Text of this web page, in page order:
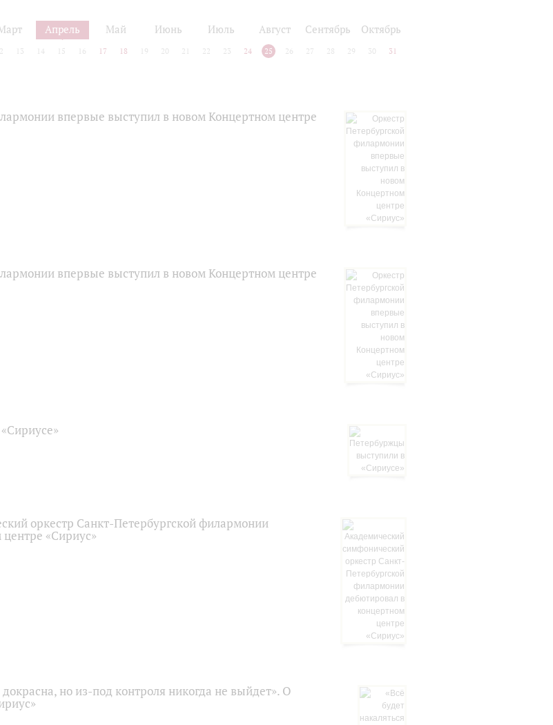
Апрель Май Июнь Июль Август Сентябрь Октябрь
12 13 14 15 16 17 18 19 20 21 22 23 24 25 26 27 28 29 30 31
впервые выступил в новом Концертном центре
впервые выступил в новом Концертном центре
оркестр Санкт-Петербургской филармонии
«Сириус»
докрасна, но из-под контроля никогда не выйдет». О